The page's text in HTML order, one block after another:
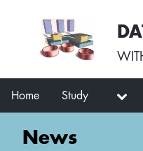
User
account
menu
Main
navigation
Home Study
News